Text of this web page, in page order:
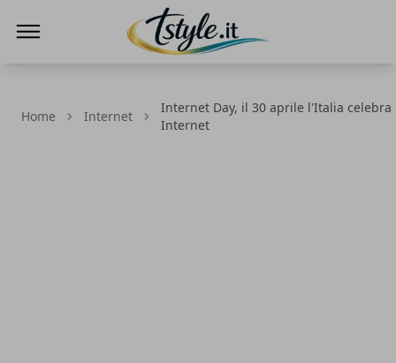
Home Internet
Internet Day, il 30 aprile l'Italia
Internet